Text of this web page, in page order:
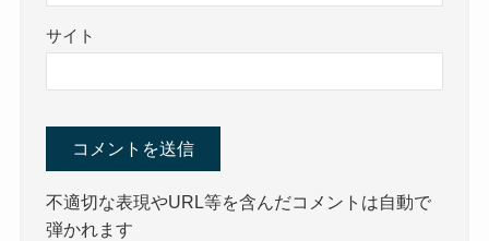
サイト
不適切な表現やURL等を含んだコメントは自動で
弾かれます